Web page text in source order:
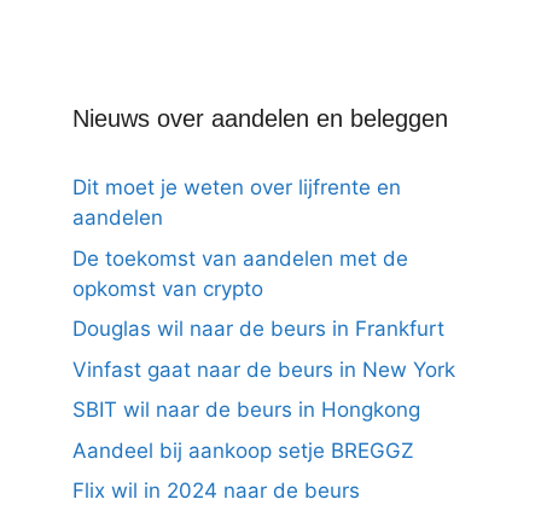
Nieuws over aandelen en beleggen
Dit moet je weten over lijfrente en
aandelen
De toekomst van aandelen met de
opkomst van crypto
Douglas wil naar de beurs in Frankfurt
Vinfast gaat naar de beurs in New York
SBIT wil naar de beurs in Hongkong
Aandeel bij aankoop setje BREGGZ
Flix wil in 2024 naar de beurs